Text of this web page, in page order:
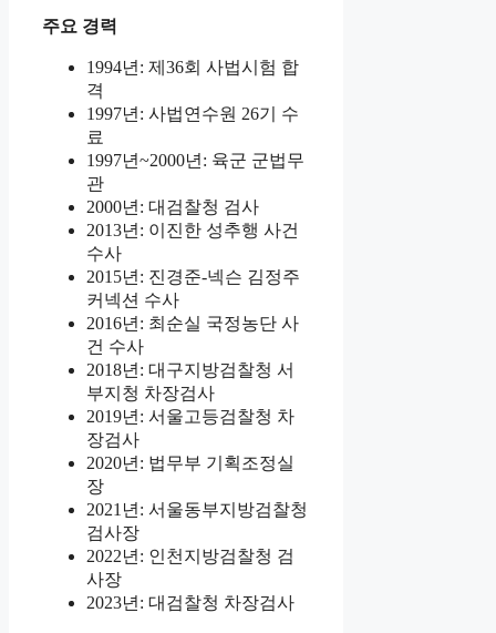
주요 경력
1994년: 제36회 사법시험 합
격
1997년: 사법연수원 26기 수
료
1997년~2000년: 육군 군법무
관
2000년: 대검찰청 검사
2013년: 이진한 성추행 사건
수사
2015년: 진경준-넥슨 김정주
커넥션 수사
2016년: 최순실 국정농단 사
건 수사
2018년: 대구지방검찰청 서
부지청 차장검사
2019년: 서울고등검찰청 차
장검사
2020년: 법무부 기획조정실
장
2021년: 서울동부지방검찰청
검사장
2022년: 인천지방검찰청 검
사장
2023년: 대검찰청 차장검사